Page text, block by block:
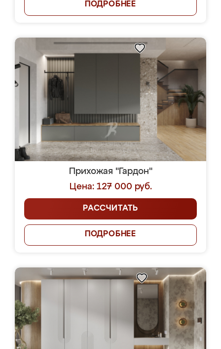
ПОДРОБНЕЕ
Прихожая "Гардон"
Цена: 127 000 руб.
РАССЧИТАТЬ
ПОДРОБНЕЕ